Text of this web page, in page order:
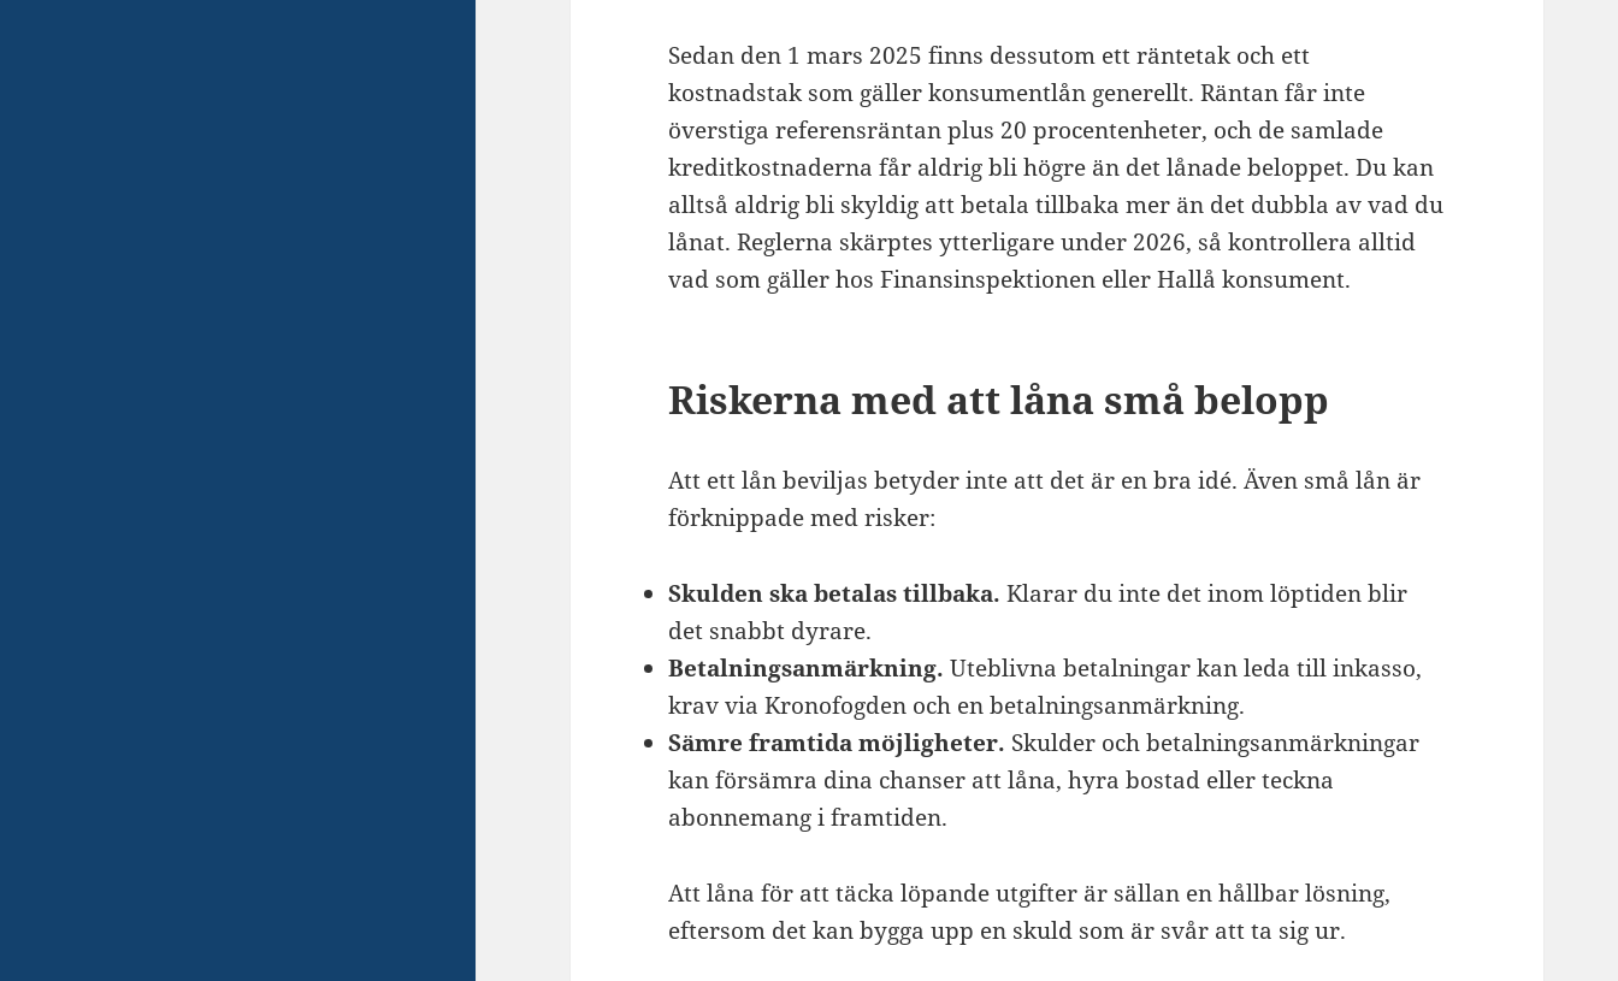
Sedan den 1 mars 2025 finns dessutom ett räntetak och ett
kostnadstak som gäller konsumentlån generellt. Räntan får inte
överstiga referensräntan plus 20 procentenheter, och de samlade
kreditkostnaderna får aldrig bli högre än det lånade beloppet. Du kan
alltså aldrig bli skyldig att betala tillbaka mer än det dubbla av vad du
lånat. Reglerna skärptes ytterligare under 2026, så kontrollera alltid
vad som gäller hos Finansinspektionen eller Hallå konsument.
Riskerna med att låna små belopp
Att ett lån beviljas betyder inte att det är en bra idé. Även små lån är
förknippade med risker:
Skulden ska betalas tillbaka. Klarar du inte det inom löptiden blir
det snabbt dyrare.
Betalningsanmärkning. Uteblivna betalningar kan leda till inkasso,
krav via Kronofogden och en betalningsanmärkning.
Sämre framtida möjligheter. Skulder och betalningsanmärkningar
kan försämra dina chanser att låna, hyra bostad eller teckna
abonnemang i framtiden.
Att låna för att täcka löpande utgifter är sällan en hållbar lösning,
eftersom det kan bygga upp en skuld som är svår att ta sig ur.